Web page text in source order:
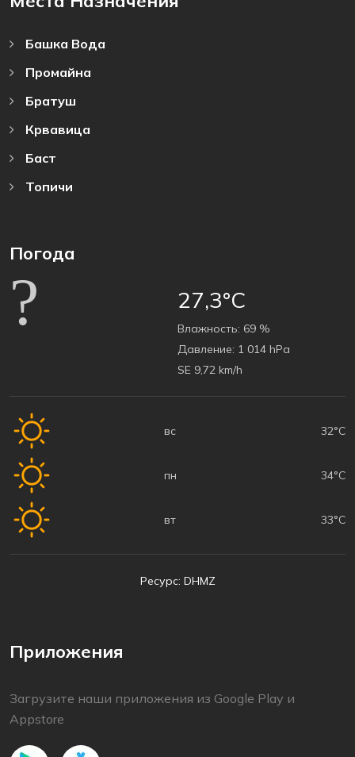
Башка Bода
Промайна
Братуш
Крвавица
Баст
Топичи
Погода
27,3°C
Bлажность: 69 %
Давление: 1 014 hPa
SE 9,72 km/h
вс 32°C
пн 34°C
вт 33°C
Ресурс: DHMZ
Приложения
Загрузите наши приложения из Google Play и
Appstore